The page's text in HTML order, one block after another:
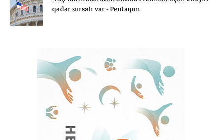
qədər sursatı var - Pentaqon